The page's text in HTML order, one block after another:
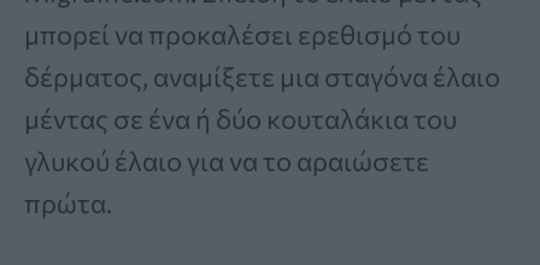
μπορεί να προκαλέσει ερεθισμό του
δέρματος, αναμίξετε μια σταγόνα έλαιο
μέντας σε ένα ή δύο κουταλάκια του
γλυκού έλαιο για να το αραιώσετε
πρώτα.